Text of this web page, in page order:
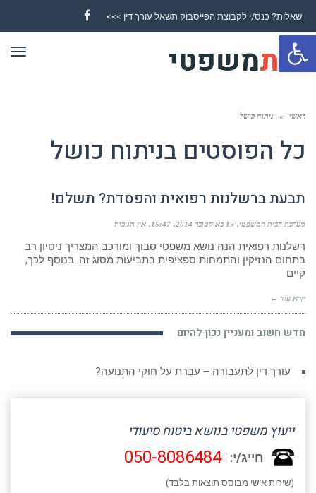
פתח סרגל נגישות
שאלות? כנס/י לקבוצת הפייסבוק תשאל עורך דין >>>
Facebook
ראשי » ניתוח כושל
כל הפוסטים בניתוח כושל
תבעת ברשלנות רפואית והפסדת? תשלם!
מערכת הבית המשפטי 19 באוקטובר 2014 15:47 אין תגובות
רשלנות רפואית הנה נושא משפטי סבוך ומורכב המצריך ניסיון רב
בתחום הנזיקין והתמחות ספציפית בתביעות מסוג זה. בנוסף לכך,
קיים
קרא עוד ←
חדש חשוב ומעניין נכון להיום
עורך דין לתעבורה – עברת על חוקי התנועה?
ייעוץ משפטי בנושא ביטוח סיעודי
חייג/י: 050-8086484
(שירות אישי מבוסס תוצאות בלבד)